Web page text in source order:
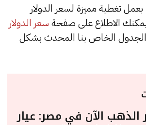
نقوم في مصر 365 بعمل تغطية مميزة لسعر الدولار
يمكنك الاطلاع على صفحةسعر الدولار
الجدول الخاص بنا المحدث بشكل
الذهب الآن في مصر: عيار